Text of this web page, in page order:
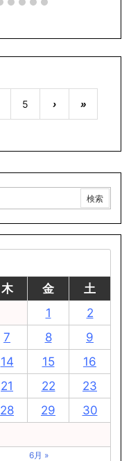
5 › »
木 金
土
1
2
7 8
9
14 15
16
21 22
23
28 29
30
6月 »